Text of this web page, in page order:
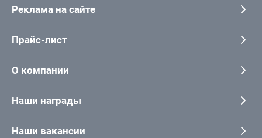
Реклама на сайте
Прайс-лист
О компании
Наши награды
Наши вакансии